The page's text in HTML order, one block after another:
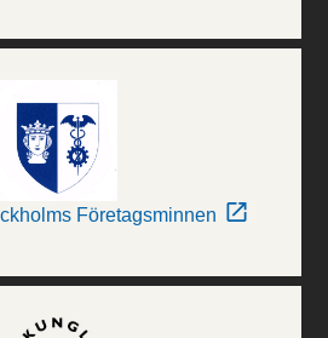
Företagsminnen